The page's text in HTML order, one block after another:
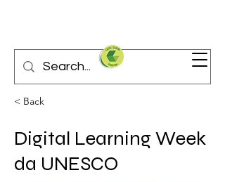
< Back
Digital Learning Week
da UNESCO